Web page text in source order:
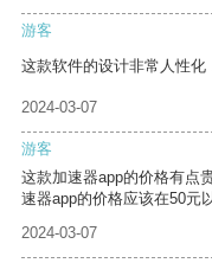
游客
这款软件的设计非常人性化
2024-03-07
游客
这款加速器app的价格有点
速器app的价格应该在50元
2024-03-07